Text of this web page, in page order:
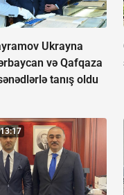
Ukrayna
və Qafqaza
tanış oldu